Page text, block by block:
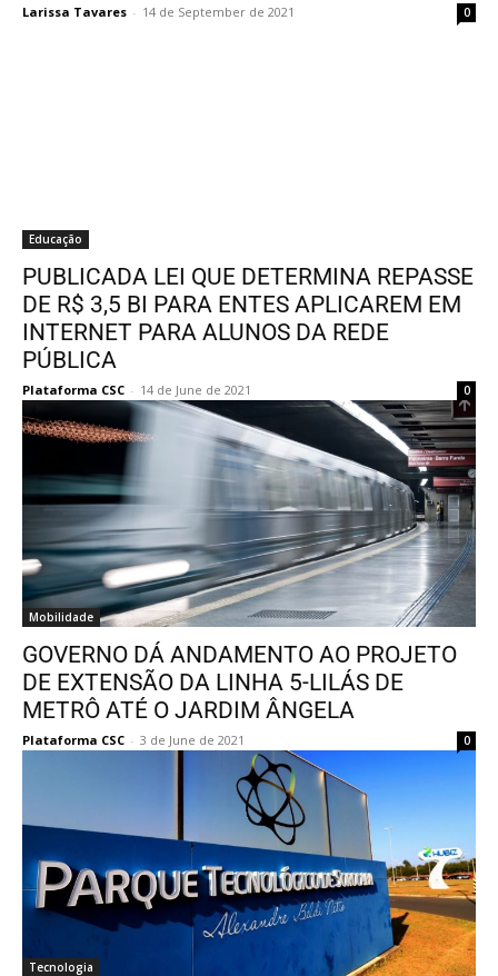
Larissa Tavares - 14 de September de 2021 0
Educação
PUBLICADA LEI QUE DETERMINA REPASSE
DE R$ 3,5 BI PARA ENTES APLICAREM EM
INTERNET PARA ALUNOS DA REDE
PÚBLICA
Plataforma CSC - 14 de June de 2021 0
Mobilidade
GOVERNO DÁ ANDAMENTO AO PROJETO
DE EXTENSÃO DA LINHA 5-LILÁS DE
METRÔ ATÉ O JARDIM ÂNGELA
Plataforma CSC - 3 de June de 2021 0
Tecnologia